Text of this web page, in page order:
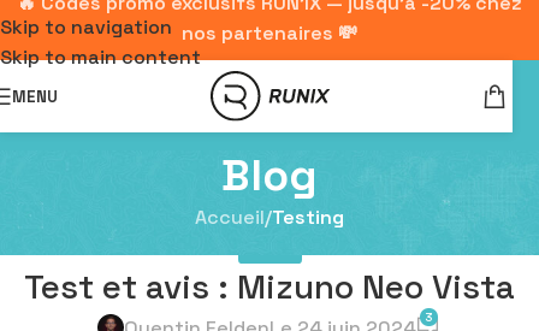
Skip to navigation
Skip to main content
nos partenaires 💸
MENU
Blog
Accueil/Testing
Test et avis : Mizuno Neo Vista
3